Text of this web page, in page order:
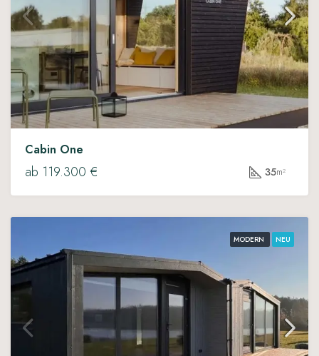
Cabin One
ab 119.300 € 35m²
MODERN NEU